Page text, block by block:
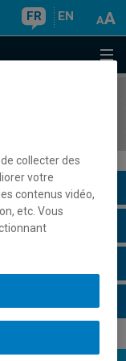
FR EN
collecter des
votre
contenus vidéo,
etc. Vous